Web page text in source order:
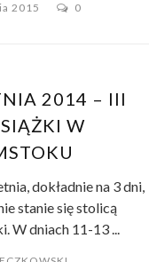
2015
0
2014 – III
W
dokładnie na 3 dni,
stanie się stolicą
W dniach 11-13 ...